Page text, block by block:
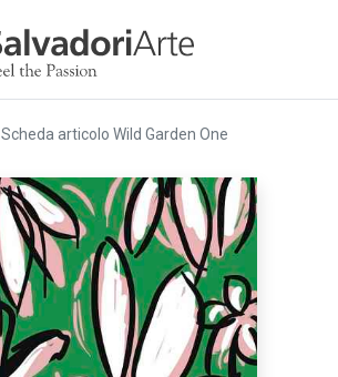
Scheda articolo Wild Garden One